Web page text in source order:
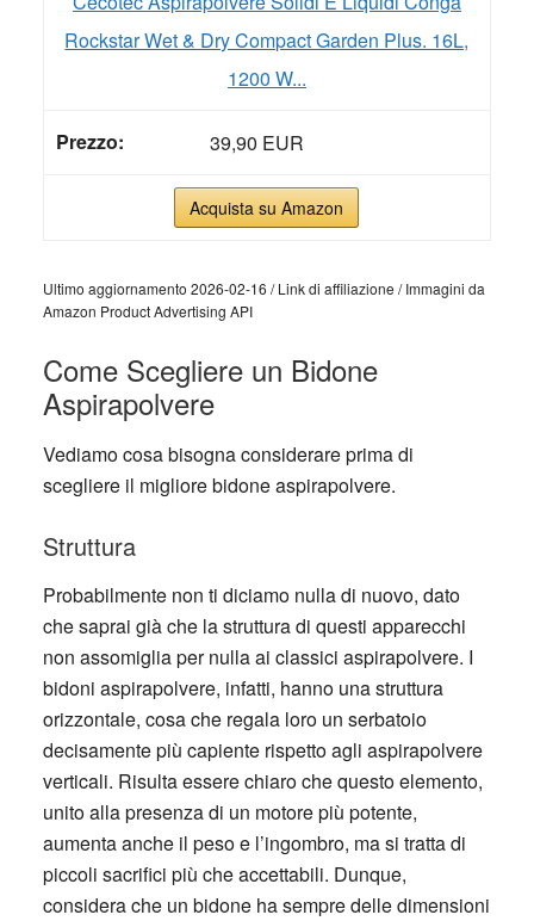
Rockstar Wet & Dry Compact Garden Plus. 16L,
1200 W...
39,90 EUR
Acquista su Amazon
Ultimo aggiornamento 2026-02-16 / Link di affiliazione / Immagini da
Amazon Product Advertising API
Come Scegliere un Bidone
Aspirapolvere
Vediamo cosa bisogna considerare prima di
scegliere il migliore bidone aspirapolvere.
Struttura
Probabilmente non ti diciamo nulla di nuovo, dato
che saprai già che la struttura di questi apparecchi
non assomiglia per nulla ai classici aspirapolvere. I
bidoni aspirapolvere, infatti, hanno una struttura
orizzontale, cosa che regala loro un serbatoio
decisamente più capiente rispetto agli aspirapolvere
verticali. Risulta essere chiaro che questo elemento,
unito alla presenza di un motore più potente,
aumenta anche il peso e l’ingombro, ma si tratta di
piccoli sacrifici più che accettabili. Dunque,
considera che un bidone ha sempre delle dimensioni